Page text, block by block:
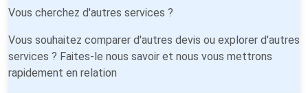
Vous cherchez d'autres services ?
Vous souhaitez comparer d'autres devis ou explorer d'autres
services ? Faites-le nous savoir et nous vous mettrons
rapidement en relation